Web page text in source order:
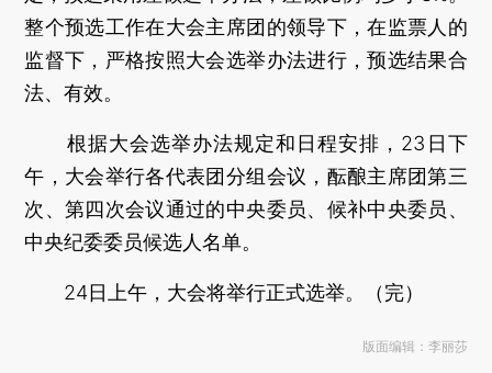
整个预选工作在大会主席团的领导下，在监票人的
监督下，严格按照大会选举办法进行，预选结果合
法、有效。
根据大会选举办法规定和日程安排，23日下
午，大会举行各代表团分组会议，酝酿主席团第三
次、第四次会议通过的中央委员、候补中央委员、
中央纪委委员候选人名单。
24日上午，大会将举行正式选举。（完）
版面编辑：李丽莎